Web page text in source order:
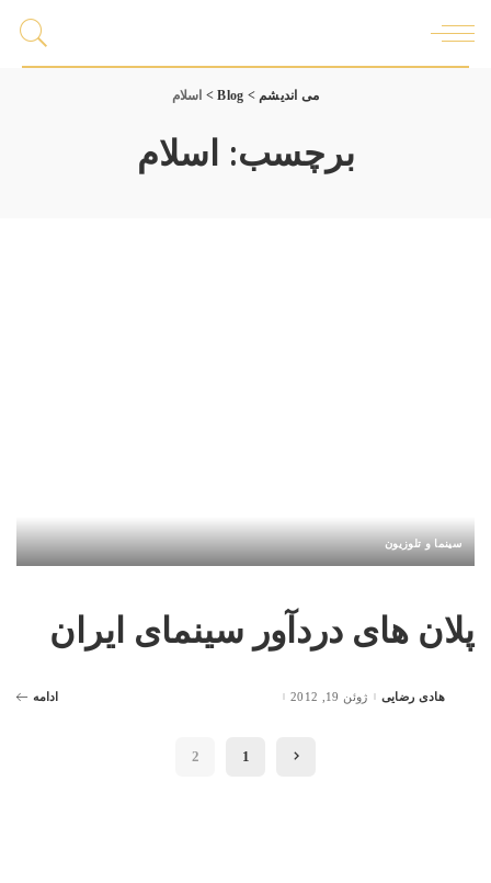
می اندیشم >
Blog
> اسلام
برچسب: اسلام
سینما و تلوزیون
پلان های دردآور سینمای ایران
Postedهادی رضایی ژوئن 19, 2012 ادامه
1
2